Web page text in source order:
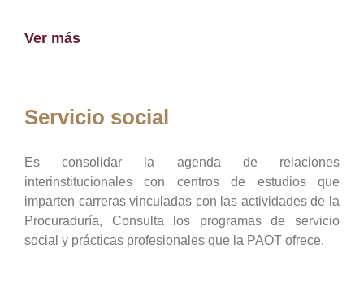
Ver más
Servicio social
Es consolidar la agenda de relaciones
interinstitucionales con centros de estudios que
imparten carreras vinculadas con las actividades de la
Procuraduría, Consulta los programas de servicio
social y prácticas profesionales que la PAOT ofrece.